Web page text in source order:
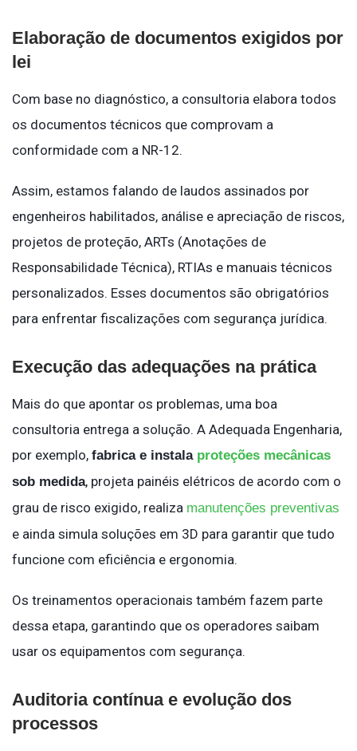
Elaboração de documentos exigidos por
lei
Com base no diagnóstico, a consultoria elabora todos
os documentos técnicos que comprovam a
conformidade com a NR-12.
Assim, estamos falando de laudos assinados por
engenheiros habilitados, análise e apreciação de riscos,
projetos de proteção, ARTs (Anotações de
Responsabilidade Técnica), RTIAs e manuais técnicos
personalizados. Esses documentos são obrigatórios
para enfrentar fiscalizações com segurança jurídica.
Execução das adequações na prática
Mais do que apontar os problemas, uma boa
consultoria entrega a solução. A Adequada Engenharia,
por exemplo, fabrica e instala proteções mecânicas
sob medida, projeta painéis elétricos de acordo com o
grau de risco exigido, realiza manutenções preventivas
e ainda simula soluções em 3D para garantir que tudo
funcione com eficiência e ergonomia.
Os treinamentos operacionais também fazem parte
dessa etapa, garantindo que os operadores saibam
usar os equipamentos com segurança.
Auditoria contínua e evolução dos
processos